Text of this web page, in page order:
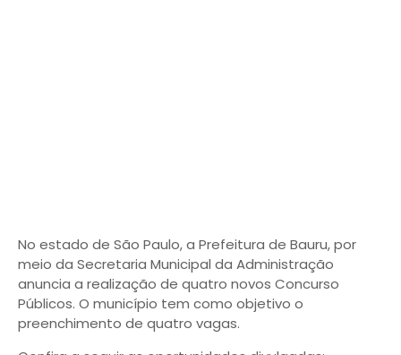
No estado de São Paulo, a Prefeitura de Bauru, por
meio da Secretaria Municipal da Administração
anuncia a realização de quatro novos Concurso
Públicos. O município tem como objetivo o
preenchimento de quatro vagas.